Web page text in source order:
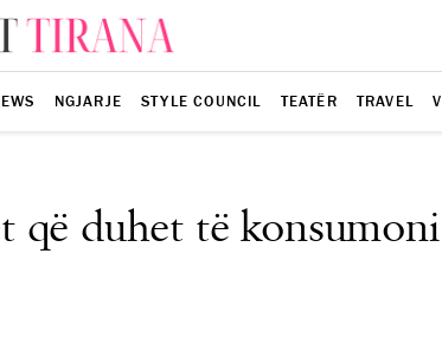
NGJARJE STYLE COUNCIL TEATËR TRAVEL
që duhet të